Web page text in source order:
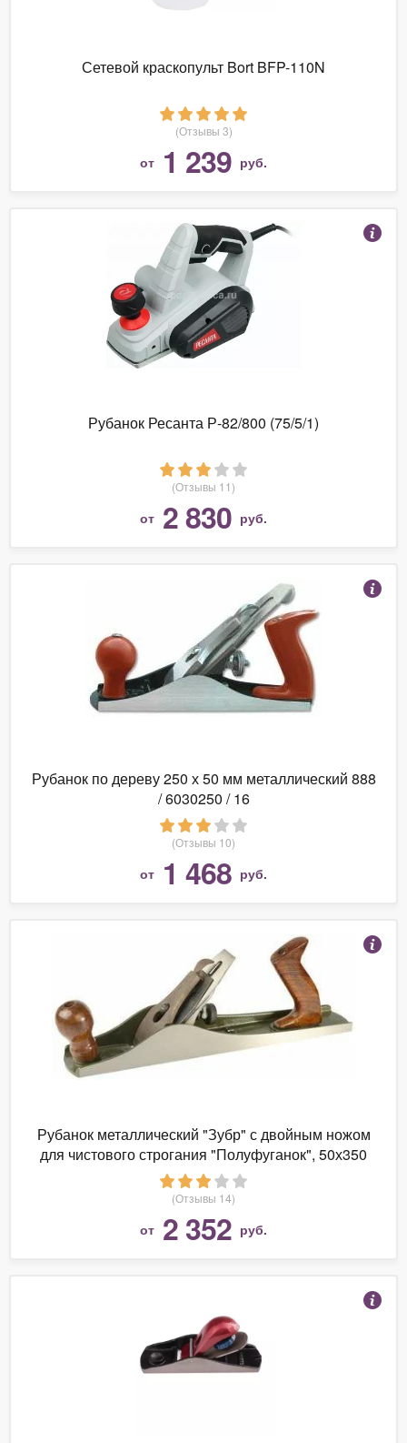
Сетевой краскопульт Bort BFP-110N
(Отзывы 3)
от 1 239 руб.
Рубанок Ресанта Р-82/800 (75/5/1)
(Отзывы 11)
от 2 830 руб.
Рубанок по дереву 250 х 50 мм металлический 888
/ 6030250 / 16
(Отзывы 10)
от 1 468 руб.
Рубанок металлический "Зубр" с двойным ножом
для чистового строгания "Полуфуганок", 50х350
мм
(Отзывы 14)
от 2 352 руб.